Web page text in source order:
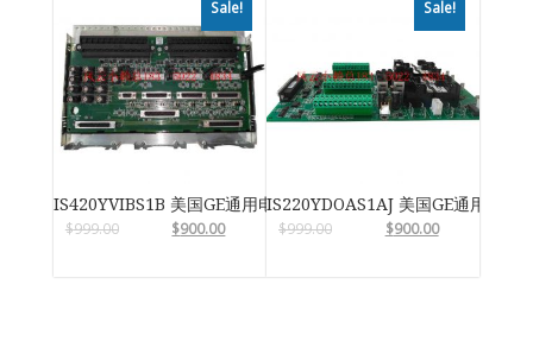
Sale!
IS420YVIBS1B 美国GE通用电气
$999.00 $900.00
Sale!
IS220YDOAS1AJ 美国GE通用电气
$999.00 $900.00